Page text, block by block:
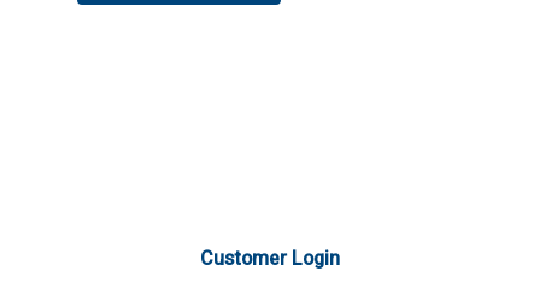
Customer Login